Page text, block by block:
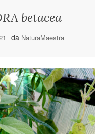
betacea
da NaturaMaestra